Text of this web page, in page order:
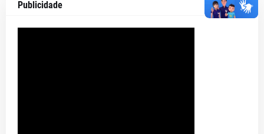
Publicidade